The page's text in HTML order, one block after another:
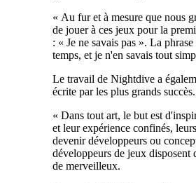
« Au fur et à mesure que nous
de jouer à ces jeux pour la
: « Je ne savais pas ». La
temps, et je n'en savais tout
Le travail de Nightdive a
écrite par les plus grands succès.
« Dans tout art, le but est
et leur expérience confinés,
devenir développeurs ou
développeurs de jeux disposent
de merveilleux.